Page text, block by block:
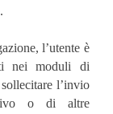
l’utente è
nei moduli di
l’invio
o di altre